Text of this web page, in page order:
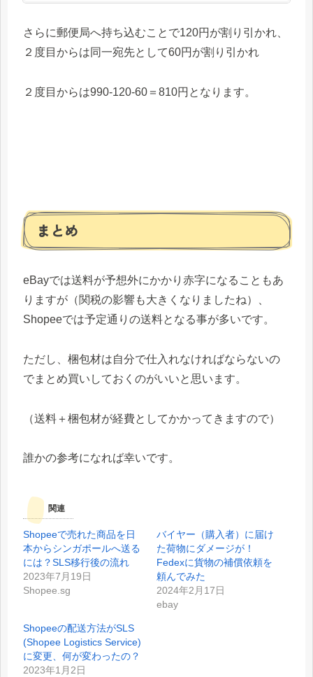
さらに郵便局へ持ち込むことで120円が割り引かれ、
２度目からは同一宛先として60円が割り引かれ
２度目からは990-120-60＝810円となります。
まとめ
eBayでは送料が予想外にかかり赤字になることもあ
りますが（関税の影響も大きくなりましたね）、
Shopeeでは予定通りの送料となる事が多いです。
ただし、梱包材は自分で仕入れなければならないの
でまとめ買いしておくのがいいと思います。
（送料＋梱包材が経費としてかかってきますので）
誰かの参考になれば幸いです。
関連
Shopeeで売れた商品を日
本からシンガポールへ送る
には？SLS移行後の流れ
2023年7月19日
Shopee.sg
バイヤー（購入者）に届け
た荷物にダメージが！
Fedexに貨物の補償依頼を
頼んでみた
2024年2月17日
ebay
Shopeeの配送方法がSLS
(Shopee Logistics Service)
に変更、何が変わったの？
2023年1月2日